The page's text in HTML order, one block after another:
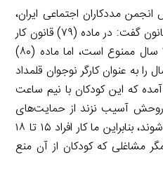
مددکاران اجتماعی ایران،
در مورد حقوق کودکان کار بنابر قانون گفت: در ماده (۷۹) قانون کار
آمده که کار برای کودکان زیر ۱۵ سال ممنوع است، اما ماده (۸۰)
قانون رسما افراد ۱۵ تا ۱۸ سال را به عنوان کارگر نوجوان قلمداد
است، حتی در ماده (۸۴) آمده که این کودکان با نیم ساعت
آسیب نزند از حمایت‌های
تأمین اجتماعی نیز برخوردار می‌شوند، بنابراین ما کار افراد ۱۵ تا ۱۸
مشاغلی که کودکان از آن منع